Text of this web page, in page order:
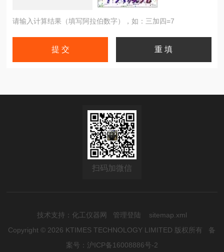
请输入计算结果（填写阿拉伯数字），如：三加四=7
扫码加微信
技术支持： 化工仪器网 管理登陆
sitemap.xml
Copyright © 2026 KTIMES TECHNOLOGY LIMITED 版权所有 备
案号：沪ICP备16008886号-2